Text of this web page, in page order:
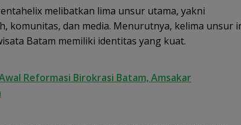
melibatkan lima unsur utama, yakni
komunitas, dan media. Menurutnya, kelima unsur
Batam memiliki identitas yang kuat.
Reformasi Birokrasi Batam, Amsakar